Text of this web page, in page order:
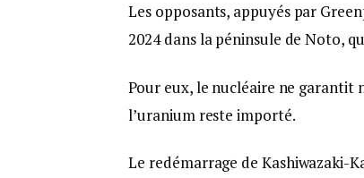
Les opposants, appuyés par
2024 dans la péninsule de Noto,
Pour eux, le nucléaire ne garantit
l’uranium reste importé.
Le redémarrage de Kashiwazaki-